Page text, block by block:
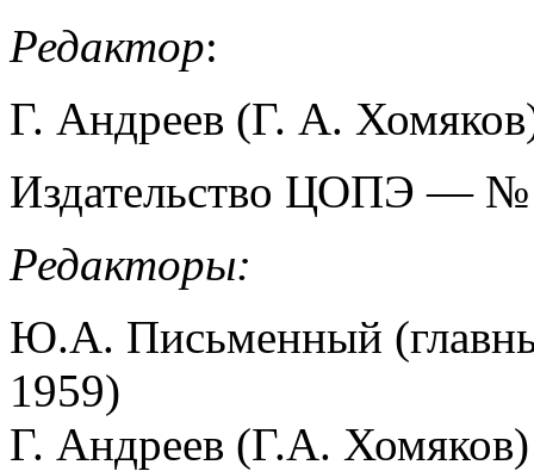
Редактор:
Г. Андреев (Г. А.
Издательство ЦОПЭ — №
Редакторы:
Ю.А. Письменный
1959)
Г. Андреев (Г.А.